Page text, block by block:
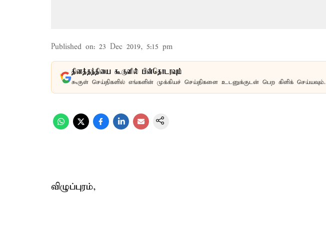
Published on: 23 Dec 2019, 5:15 pm
தினத்தந்தியை கூகுளில் பின்தொடரவும்
கூகுள் செய்திகளில் எங்களின் முக்கியச் செய்திகளை உடனுக்குடன் பெற கிளிக் செய்யவும்.
விழுப்புரம்,